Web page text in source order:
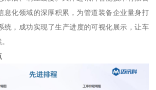
息化领域的深厚积累，为管道装备企业量身打
统，成功实现了生产进度的可视化展示，让车